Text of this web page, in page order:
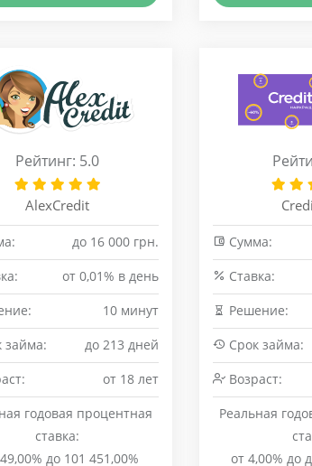
Рейтинг: 5.0
AlexCredit
до 16 000 грн.
от 0,01% в день
10 минут
займа:
до 213 дней
от 18 лет
годовая процентная
ставка:
до 101 451,00%
Сумма:
Cтавка:
Решение:
Срок займа:
Возраст:
Реальная
от 4,00% до